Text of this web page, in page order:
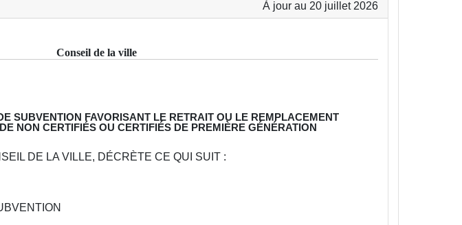
À jour au 20 juillet 2026
Conseil de la ville
SUBVENTION FAVORISANT LE RETRAIT OU LE REMPLACEMENT
NON CERTIFIÉS OU CERTIFIÉS DE PREMIÈRE GÉNÉRATION
DE LA VILLE, DÉCRÈTE CE QUI SUIT :